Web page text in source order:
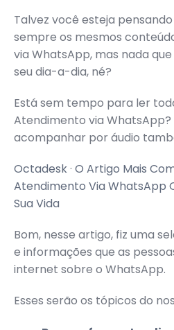
Talvez você esteja
sempre os mesmos
via WhatsApp, mas nada
seu dia-a-dia, né?
Está sem tempo para ler
Atendimento via
acompanhar por áudio
Octadesk · O Artigo Mais
Atendimento Via WhatsApp
Sua Vida
Bom, nesse artigo, fiz uma
e informações que as
internet sobre o WhatsApp.
Esses serão os tópicos do